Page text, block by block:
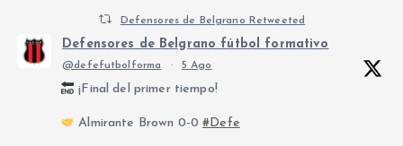
Defensores de Belgrano Retweeted
Defensores de Belgrano fútbol formativo
@defefutbolforma · 5 Ago
¡Final del primer tiempo!
Almirante Brown 0-0#Defe